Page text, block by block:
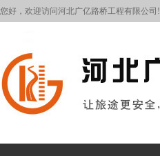
您好，欢迎访问河北广亿路桥工程有限公司!